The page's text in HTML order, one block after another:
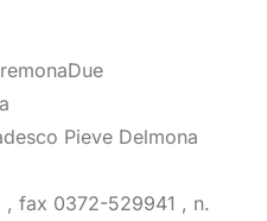
Pieve Delmona
, fax 0372-529941 , n.